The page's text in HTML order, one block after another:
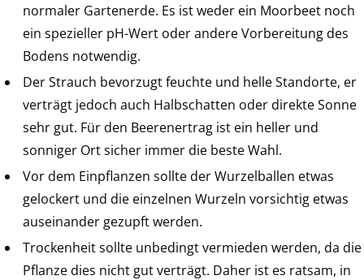
normaler Gartenerde. Es ist weder ein Moorbeet noch
ein spezieller pH-Wert oder andere Vorbereitung des
Bodens notwendig.
Der Strauch bevorzugt feuchte und helle Standorte, er
verträgt jedoch auch Halbschatten oder direkte Sonne
sehr gut. Für den Beerenertrag ist ein heller und
sonniger Ort sicher immer die beste Wahl.
Vor dem Einpflanzen sollte der Wurzelballen etwas
gelockert und die einzelnen Wurzeln vorsichtig etwas
auseinander gezupft werden.
Trockenheit sollte unbedingt vermieden werden, da die
Pflanze dies nicht gut verträgt. Daher ist es ratsam, in